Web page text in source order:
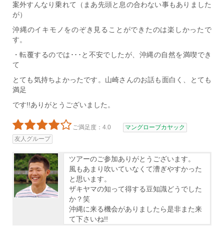
案外すんなり乗れて（まあ先頭と息の合わない事もありました
が）
沖縄のイキモノをのぞき見ることができたのは楽しかったで
す。
・転覆するのでは･･･と不安でしたが、沖縄の自然を満喫でき
て
とても気持ちよかったです。山崎さんのお話も面白く、とても
満足
です!!ありがとうございました。
ご満足度：4.0
マングローブカヤック
友人グループ
ツアーのご参加ありがとうございます。
風もあまり吹いていなくて漕ぎやすかった
と思います。
ザキヤマの知って得する豆知識どうでした
か？笑
沖縄に来る機会がありましたら是非また来
て下さいね!!